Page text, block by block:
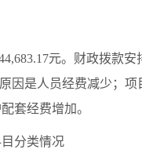
元。财政拨款
因是人员经费减少；
套经费增加。
分类情况